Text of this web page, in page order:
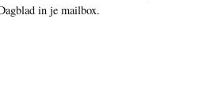
in je mailbox.